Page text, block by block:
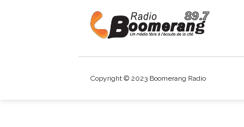
Copyright © 2023 Boomerang Radio